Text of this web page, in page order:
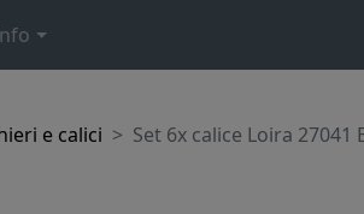
e calici Set 6x calice Loira 27041